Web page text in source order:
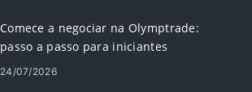
Comece a negociar na Olymptrade:
passo a passo para iniciantes
24/07/2026